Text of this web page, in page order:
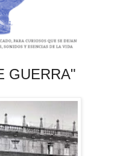
GUERRA"